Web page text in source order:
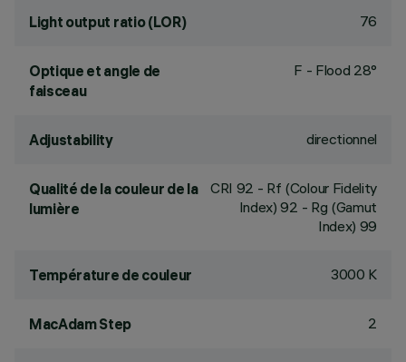
Light output ratio (LOR) 76
Optique et angle de
faisceau
F - Flood 28°
Adjustability directionnel
Qualité de la couleur de la
lumière
CRI 92 - Rf (Colour Fidelity
Index) 92 - Rg (Gamut
Index) 99
Température de couleur 3000 K
MacAdam Step 2